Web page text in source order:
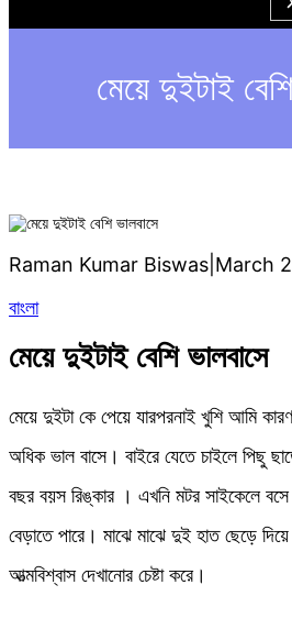
a
h
মেয়ে দুইটাই
Raman Kumar Biswas March
বাংলা
মেয়ে দুইটাই বেশি ভালবাসে
মেয়ে দুইটা কে পেয়ে যারপরনাই খুশি আমি
অধিক ভাল বাসে। বাইরে যেতে চাইলে পিছু
বছর বয়স রিঙ্কার । এখনি মটর সাইকেলে বসে
বেড়াতে পারে। মাঝে মাঝে দুই হাত ছেড়ে দিয়ে
আত্মবিশ্বাস দেখানোর চেষ্টা করে।